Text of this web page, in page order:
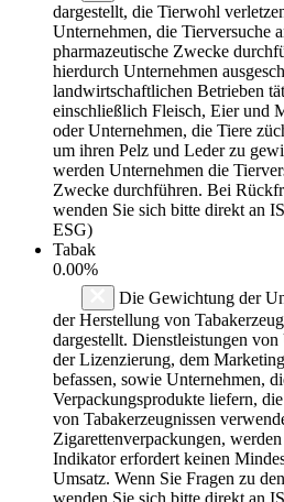
dargestellt, die Tierwohl
Unternehmen, die Tierversuche
pharmazeutische Zwecke
hierdurch Unternehmen
landwirtschaftlichen Betrieben
einschließlich Fleisch, Eier und
oder Unternehmen, die Tiere
um ihren Pelz und Leder zu
werden Unternehmen die
Zwecke durchführen. Bei
wenden Sie sich bitte direkt an
ESG)
Tabak
0.00%
Die Gewichtung der
der Herstellung von
dargestellt. Dienstleistungen
der Lizenzierung, dem
befassen, sowie Unternehmen,
Verpackungsprodukte liefern,
von Tabakerzeugnissen
Zigarettenverpackungen,
Indikator erfordert keinen
Umsatz. Wenn Sie Fragen zu
wenden Sie sich bitte direkt an